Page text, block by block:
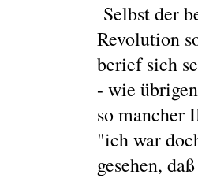
Selbst der
Revolution
berief sich
- wie
so mancher
"ich war
gesehen,